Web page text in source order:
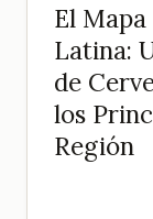
El
Latina:
de
los
Región